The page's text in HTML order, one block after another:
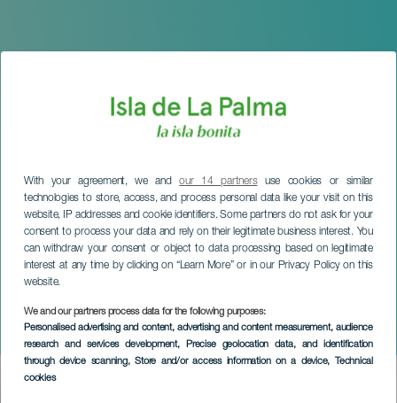
With your agreement, we andour 14 partnersuse cookies or similar
technologies to store, access, and process personal data like your visit on this
website, IP addresses and cookie identifiers. Some partners do not ask for your
consent to process your data and rely on their legitimate business interest. You
can withdraw your consent or object to data processing based on legitimate
interest at any time by clicking on “Learn More” or in our Privacy Policy on this
website.
We and our partners process data for the following purposes:
Personalised advertising and content, advertising and content measurement, audience
research and services development, Precise geolocation data, and identification
through device scanning, Store and/or access information on a device, Technical
cookies
Rock Festival
LA PALMA
Imagen